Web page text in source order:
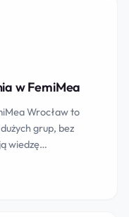
w FemiMea
Wrocław to
grup, bez
wiedzę…